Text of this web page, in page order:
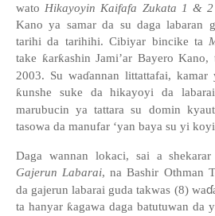
wato Hikayoyin Kaifafa Zukata 1 & 2
Kano ya samar da su daga labaran
tarihi da tarihihi. Cibiyar bincike ta
take ƙarƙashin Jami’ar Bayero Kano,
2003. Su waɗannan littattafai, kamar
ƙunshe suke da hikayoyi da
marubucin ya tattara su domin
tasowa da manufar ‘yan baya su yi
Daga wannan lokaci, sai a
Gajerun Labarai, na Bashir Othman
da gajerun labarai guda takwas (8) waɗ
ta hanyar ƙagawa daga batutuwan da